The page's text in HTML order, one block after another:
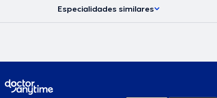
Especialidades similares